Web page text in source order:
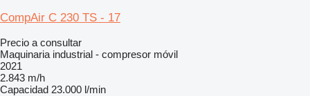
CompAir C 230 TS - 17
Precio a consultar
Maquinaria industrial - compresor móvil
2021
2.843 m/h
Capacidad 23.000 l/min